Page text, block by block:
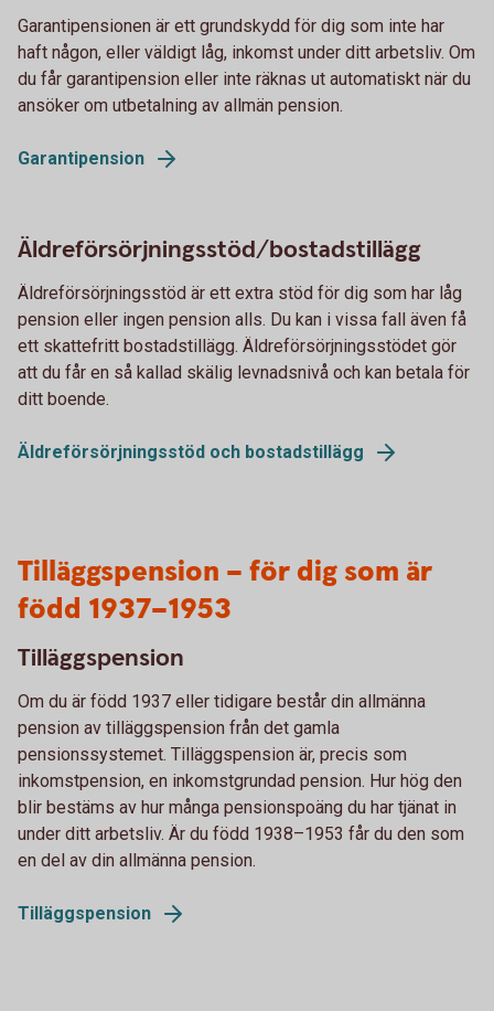
Garantipensionen är ett grundskydd för dig som inte har
haft någon, eller väldigt låg, inkomst under ditt arbetsliv. Om
du får garantipension eller inte räknas ut automatiskt när du
ansöker om utbetalning av allmän pension.
Garantipension
Äldreförsörjningsstöd/bostadstillägg
Äldreförsörjningsstöd är ett extra stöd för dig som har låg
pension eller ingen pension alls. Du kan i vissa fall även få
ett skattefritt bostadstillägg. Äldreförsörjningsstödet gör
att du får en så kallad skälig levnadsnivå och kan betala för
ditt boende.
Äldreförsörjningsstöd och bostadstillägg
Tilläggspension – för dig som är
född 1937–1953
Tilläggspension
Om du är född 1937 eller tidigare består din allmänna
pension av tilläggspension från det gamla
pensionssystemet. Tilläggspension är, precis som
inkomstpension, en inkomstgrundad pension. Hur hög den
blir bestäms av hur många pensionspoäng du har tjänat in
under ditt arbetsliv. Är du född 1938–1953 får du den som
en del av din allmänna pension.
Tilläggspension